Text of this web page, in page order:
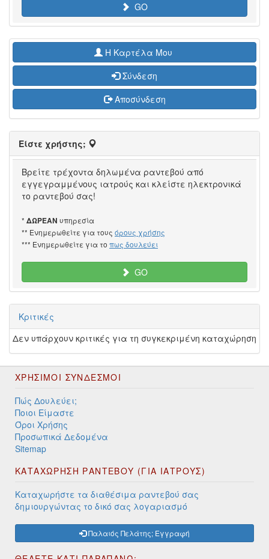
GO
H Καρτέλα Μου
Σύνδεση
Αποσύνδεση
Είστε χρήστης;
Βρείτε τρέχοντα δηλωμένα ραντεβού από
εγγεγραμμένους ιατρούς και κλείστε ηλεκτρονικά
το ραντεβού σας!
* ΔΩΡΕΑΝ υπηρεσία
** Ενημερωθείτε για τους όρους χρήσης
*** Ενημερωθείτε για το πως δουλεύει
GO
Κριτικές
Δεν υπάρχουν κριτικές για τη συγκεκριμένη καταχώρηση
ΧΡΉΣΙΜΟΙ ΣΎΝΔΕΣΜΟΙ
Πώς Δουλεύει;
Ποιοι Είμαστε
Όροι Χρήσης
Προσωπικά Δεδομένα
Sitemap
ΚΑΤΑΧΩΡΗΣΗ ΡΑΝΤΕΒΟΥ (ΓΙΑ ΙΑΤΡΟΥΣ)
Καταχωρήστε τα διαθέσιμα ραντεβού σας
δημιουργώντας το δικό σας λογαριασμό
Παλαιός Πελάτης; Εγγραφή